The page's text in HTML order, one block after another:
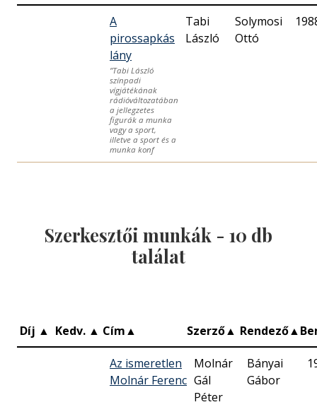
A
pirossapkás
lány
”Tabi László
színpadi
vígjátékának
rádióváltozatában
a jellegzetes
figurák a munka
vagy a sport,
illetve a sport és a
munka konf
Tabi
László
Solymosi
Ottó
Szerkesztői munkák - 10 db
találat
Díj ▲ Kedv. ▲ Cím▲ Szerző▲ Rendező▲
Az ismeretlen
Molnár Ferenc
Molnár
Gál
Péter
Bányai
Gábor